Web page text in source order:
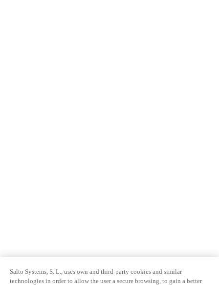
Salto Systems, S. L., uses own and third-party cookies and similar
technologies in order to allow the user a secure browsing, to gain a better